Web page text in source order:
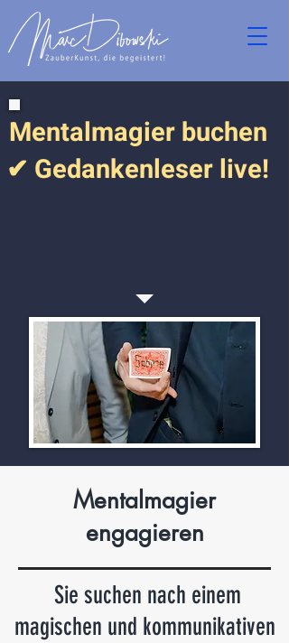
Mentalmagier buchen
✔ Gedankenleser live!
Mentalmagier
engagieren
Sie suchen nach einem
magischen und kommunikativen